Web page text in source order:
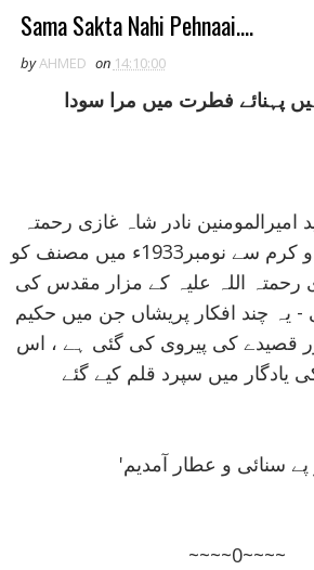
Zarb e Kaleem
Armaghan e
Sama Sakta Nahi Pehnaai....
byAHMED on 14:10:00
پہنائے فطرت ميں مرا سودا
نادر شاہ غازی رحمتہ
اللہ عليہ کے لطف و کرم سے نومبر1933ء ميں مصنف کو
رحمتہ اللہ عليہ کے مزار مقدس کی
يہ چند افکار پريشاں جن ميں حکيم
قصيدے کی پيروی کی گئی ہے ، اس
~~~~0~~~~